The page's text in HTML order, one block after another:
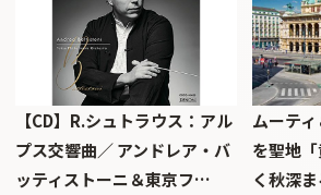
【CD】R.シュトラウス：アル
プス交響曲／ アンドレア・バ
ッティストーニ＆東京フ…
ムーテ
を聖地
く秋深